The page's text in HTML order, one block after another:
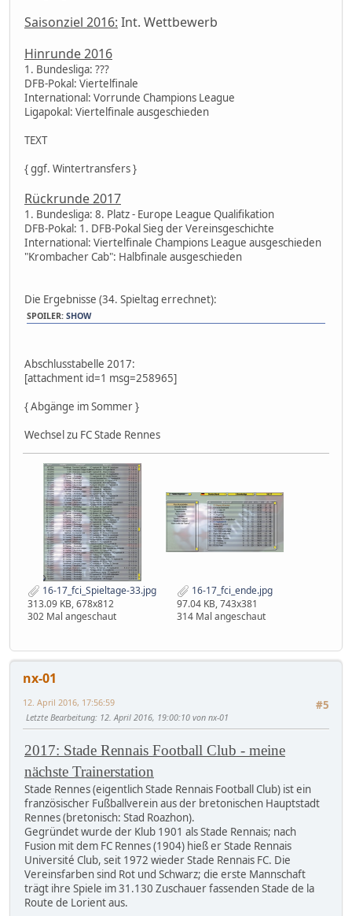
Saisonziel 2016: Int. Wettbewerb
Hinrunde 2016
1. Bundesliga: ???
DFB-Pokal: Viertelfinale
International: Vorrunde Champions League
Ligapokal: Viertelfinale ausgeschieden
TEXT
{ ggf. Wintertransfers }
Rückrunde 2017
1. Bundesliga: 8. Platz - Europe League Qualifikation
DFB-Pokal: 1. DFB-Pokal Sieg der Vereinsgeschichte
International: Viertelfinale Champions League ausgeschieden
"Krombacher Cab": Halbfinale ausgeschieden
Die Ergebnisse (34. Spieltag errechnet):
SPOILER: SHOW
Abschlusstabelle 2017:
[attachment id=1 msg=258965]
{ Abgänge im Sommer }
Wechsel zu FC Stade Rennes
16-17_fci_Spieltage-33.jpg
313.09 KB, 678x812
302 Mal angeschaut
16-17_fci_ende.jpg
97.04 KB, 743x381
314 Mal angeschaut
nx-01
#5
12. April 2016, 17:56:59
Letzte Bearbeitung: 12. April 2016, 19:00:10 von nx-01
2017: Stade Rennais Football Club - meine
nächste Trainerstation
Stade Rennes (eigentlich Stade Rennais Football Club) ist ein
französischer Fußballverein aus der bretonischen Hauptstadt
Rennes (bretonisch: Stad Roazhon).
Gegründet wurde der Klub 1901 als Stade Rennais; nach
Fusion mit dem FC Rennes (1904) hieß er Stade Rennais
Université Club, seit 1972 wieder Stade Rennais FC. Die
Vereinsfarben sind Rot und Schwarz; die erste Mannschaft
trägt ihre Spiele im 31.130 Zuschauer fassenden Stade de la
Route de Lorient aus.